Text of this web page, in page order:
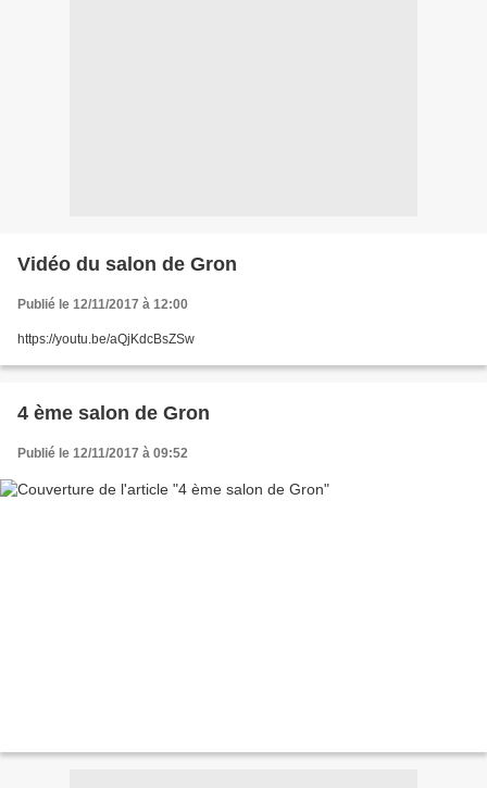
Vidéo du salon de Gron
Publié le 12/11/2017 à 12:00
https://youtu.be/aQjKdcBsZSw
4 ème salon de Gron
Publié le 12/11/2017 à 09:52